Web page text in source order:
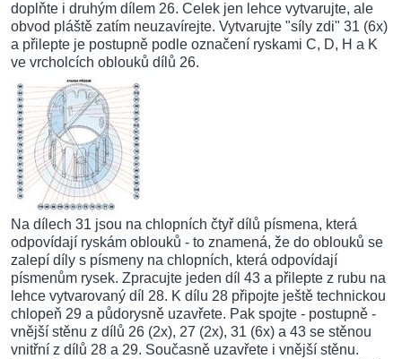
doplňte i druhým dílem 26. Celek jen lehce vytvarujte, ale
obvod pláště zatím neuzavírejte. Vytvarujte "síly zdi" 31 (6x)
a přilepte je postupně podle označení ryskami C, D, H a K
ve vrcholcích oblouků dílů 26.
Na dílech 31 jsou na chlopních čtyř dílů písmena, která
odpovídají ryskám oblouků - to znamená, že do oblouků se
zalepí díly s písmeny na chlopních, která odpovídají
písmenům rysek. Zpracujte jeden díl 43 a přilepte z rubu na
lehce vytvarovaný díl 28. K dílu 28 připojte ještě technickou
chlopeň 29 a půdorysně uzavřete. Pak spojte - postupně -
vnější stěnu z dílů 26 (2x), 27 (2x), 31 (6x) a 43 se stěnou
vnitřní z dílů 28 a 29. Současně uzavřete i vnější stěnu.